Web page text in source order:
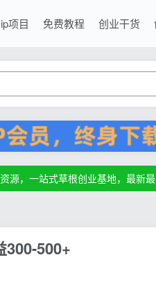
项目 免费教程 创业干货
源，一站式草根创业基地，最新
源，一站式草根创业基地，最新
源，一站式草根创业基地，最新
300-500+